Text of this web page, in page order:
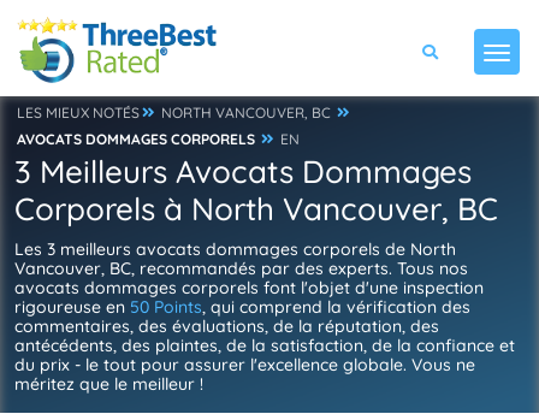
LES MIEUX NOTÉS
NORTH VANCOUVER, BC
AVOCATS DOMMAGES CORPORELS
EN
3 Meilleurs Avocats Dommages
Corporels à North Vancouver, BC
Les 3 meilleurs avocats dommages corporels de North
Vancouver, BC, recommandés par des experts. Tous nos
avocats dommages corporels font l'objet d'une inspection
rigoureuse en 50 Points, qui comprend la vérification des
commentaires, des évaluations, de la réputation, des
antécédents, des plaintes, de la satisfaction, de la confiance et
du prix - le tout pour assurer l'excellence globale. Vous ne
méritez que le meilleur !